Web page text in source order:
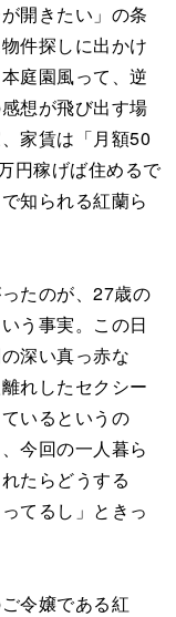
開きたい」の条
件探しに出かけ
庭園風って、逆
想が飛び出す場
家賃は「月額50
円稼げば住めるで
知られる紅蘭ら
たのが、27歳の
う事実。この日
深い真っ赤な
れしたセクシー
いるというの
今回の一人暮ら
たらどうする
てるし」ときっ
令嬢である紅